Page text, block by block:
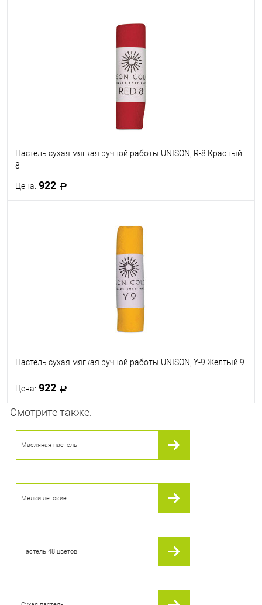
Пастель сухая мягкая ручной работы UNISON, R-8 Красный
8
Цена: 922
Пастель сухая мягкая ручной работы UNISON, Y-9 Желтый 9
Цена: 922
В наличии
Смотрите также:
Масляная пастель
Мелки детские
Пастель 48 цветов